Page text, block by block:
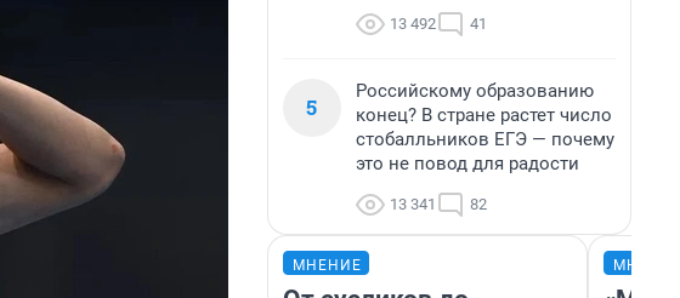
13 492 41
5
Российскому образованию
конец? В стране растет число
стобалльников ЕГЭ — почему
это не повод для радости
13 341 82
МНЕНИЕ